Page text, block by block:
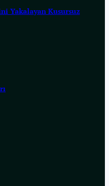
Yakalayan Kusursuz